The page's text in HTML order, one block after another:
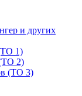
и других
1)
2)
(ТО 3)